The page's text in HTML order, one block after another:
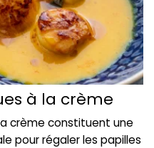
à la crème
crème constituent une
pour régaler les papilles